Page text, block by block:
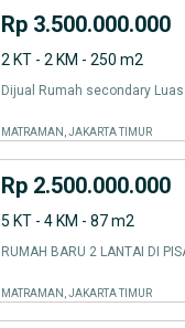
Rp 3.500.000.000
2 KT - 2 KM - 250 m2
MATRAMAN, JAKARTA TIMUR
Rp 2.500.000.000
5 KT - 4 KM - 87 m2
MATRAMAN, JAKARTA TIMUR